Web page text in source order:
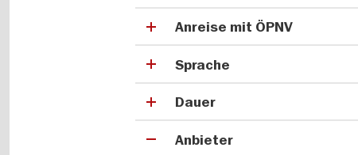
Mit ihren Forschungsergebnissen
moderne Medizin gelegt. Mehr
Physiologie entstammt der
Wissenschaftlern wie Rudolf
Bonhoeffer.
Anreise mit ÖPNV
Sprache
Dauer
Anbieter